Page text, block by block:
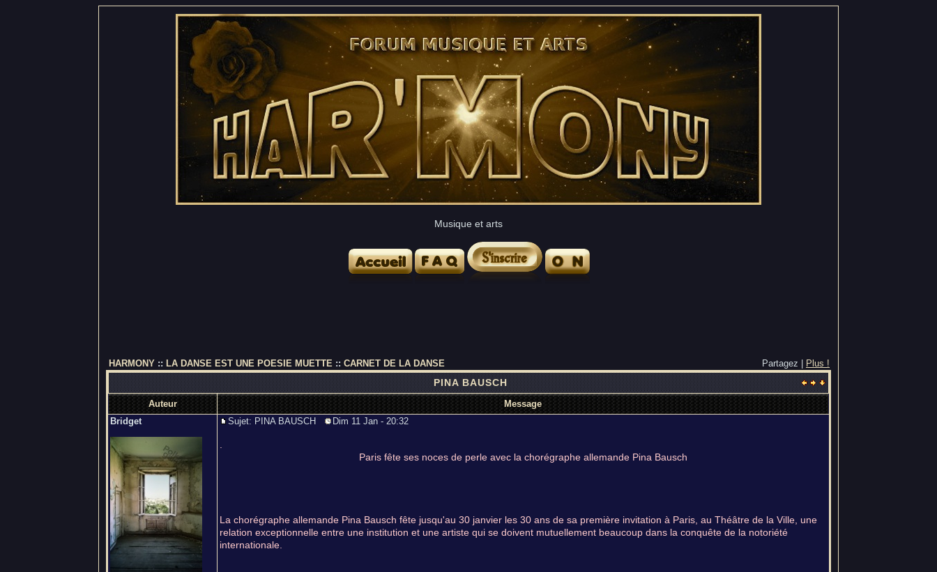
Musique et arts
HARMONY :: LA DANSE EST UNE POESIE MUETTE :: CARNET DE LA DANSE Partagez | Plus !
PINA BAUSCH
Auteur
Message
Bridget
Sujet: PINA BAUSCH Dim 11 Jan - 20:32
Paris fête ses noces de perle avec la chorégraphe allemande Pina Bausch
La chorégraphe allemande Pina Bausch fête jusqu'au 30 janvier les 30 ans de sa première invitation à Paris, au Théâtre de la Ville, une
relation exceptionnelle entre une institution et une artiste qui se doivent mutuellement beaucoup dans la conquête de la notoriété
internationale.